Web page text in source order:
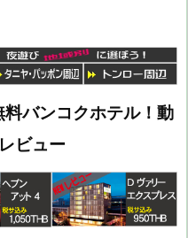
バンコクホテル！動
ビュー